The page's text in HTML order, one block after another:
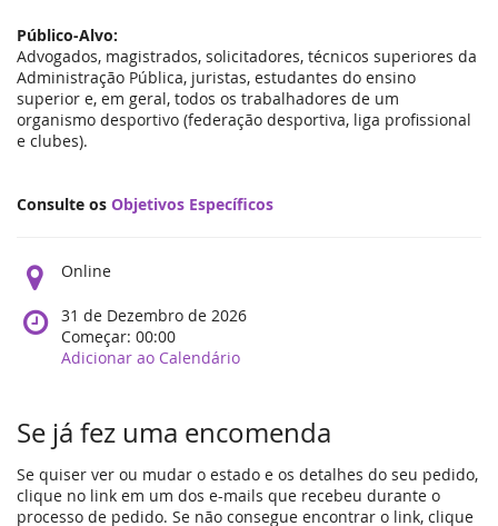
Público-Alvo:
Advogados, magistrados, solicitadores, técnicos superiores da
Administração Pública, juristas, estudantes do ensino
superior e, em geral, todos os trabalhadores de um
organismo desportivo (federação desportiva, liga profissional
e clubes).
Consulte os Objetivos Específicos
Onde
evento
acontece?
Online
Quando
acontece
o
31 de Dezembro de 2026
Começar: 00:00
Adicionar ao Calendário
Se já fez uma encomenda
Se quiser ver ou mudar o estado e os detalhes do seu pedido,
clique no link em um dos e-mails que recebeu durante o
processo de pedido. Se não consegue encontrar o link, clique